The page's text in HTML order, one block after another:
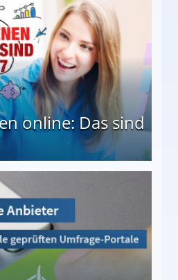
online: Das sind